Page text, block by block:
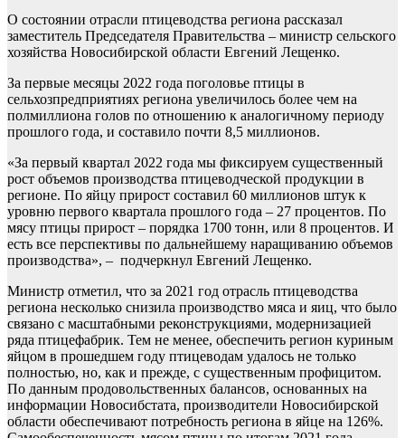
О состоянии отрасли птицеводства региона рассказал
заместитель Председателя Правительства – министр сельского
хозяйства Новосибирской области Евгений Лещенко.
За первые месяцы 2022 года поголовье птицы в
сельхозпредприятиях региона увеличилось более чем на
полмиллиона голов по отношению к аналогичному периоду
прошлого года, и составило почти 8,5 миллионов.
«За первый квартал 2022 года мы фиксируем существенный
рост объемов производства птицеводческой продукции в
регионе. По яйцу прирост составил 60 миллионов штук к
уровню первого квартала прошлого года – 27 процентов. По
мясу птицы прирост – порядка 1700 тонн, или 8 процентов. И
есть все перспективы по дальнейшему наращиванию объемов
производства», – подчеркнул Евгений Лещенко.
Министр отметил, что за 2021 год отрасль птицеводства
региона несколько снизила производство мяса и яиц, что было
связано с масштабными реконструкциями, модернизацией
ряда птицефабрик. Тем не менее, обеспечить регион куриным
яйцом в прошедшем году птицеводам удалось не только
полностью, но, как и прежде, с существенным профицитом.
По данным продовольственных балансов, основанных на
информации Новосибстата, производители Новосибирской
области обеспечивают потребность региона в яйце на 126%.